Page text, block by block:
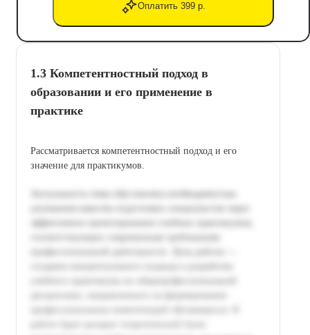
Оплатить 399 р.
1.3 Компетентностный подход в
образовании и его применение в
практике
Рассматривается компетентностный подход и его
значение для практикумов.